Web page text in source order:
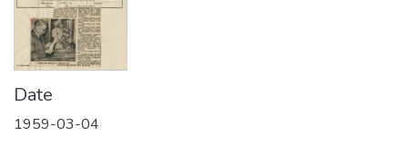
Date
1959-03-04